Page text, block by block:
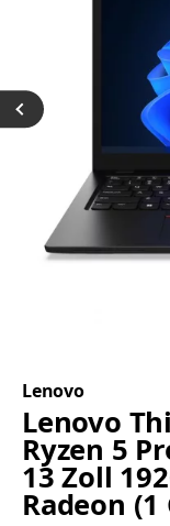
Lenovo
Lenovo
Ryzen 5
13 Zoll
Radeon (1